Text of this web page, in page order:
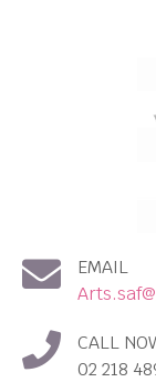
งานกิจ
ศา
EMAIL
CALL
02 218